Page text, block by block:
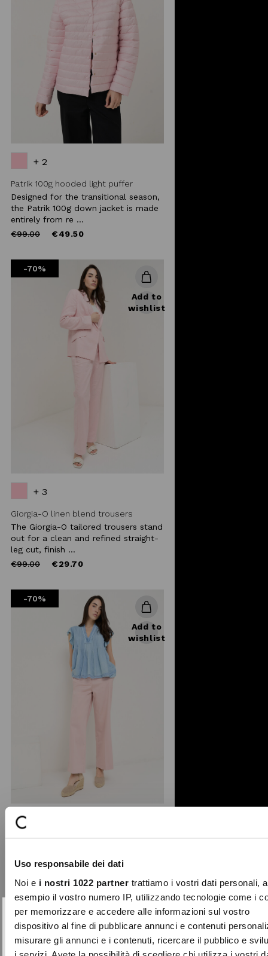
Uso responsabile dei dati
Noi e i nostri 1022 partnertrattiamo i vostri dati personali,
esempio il vostro numero IP, utilizzando tecnologie come i
per memorizzare e accedere alle informazioni sul vostro
dispositivo al fine di pubblicare annunci e contenuti
misurare gli annunci e i contenuti, ricercare il pubblico e
i servizi. Avete la possibilità di scegliere chi utilizza i vostri
+ 2
Patrik 100g hooded light puffer
Designed for the transitional season,
the Patrik 100g down jacket is made
entirely from re ...
Price
€99.00to €49.50
-70%
Add to
wishlist
+ 3
Giorgia-O linen blend trousers
The Giorgia-O tailored trousers stand
out for a clean and refined straight-
leg cut, finish ...
Price
€99.00to €29.70
-70%
Add to
wishlist
cotton trousers combine comfort
and trend. The high-wais ...
reduced
from
€99.00 to €29.70
-50%
Close
SUBSCRIBE TO OUR
NEWSLETTER